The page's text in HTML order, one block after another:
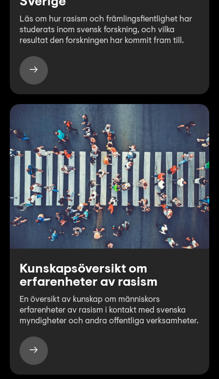
Sverige
Läs om hur rasism och främlingsfientlighet har
studerats inom svensk forskning, och vilka
resultat den forskningen har kommit fram till.
Kunskapsöversikt om
erfarenheter av rasism
En översikt av kunskap om människors
erfarenheter av rasism i kontakt med svenska
myndigheter och andra offentliga verksamheter.